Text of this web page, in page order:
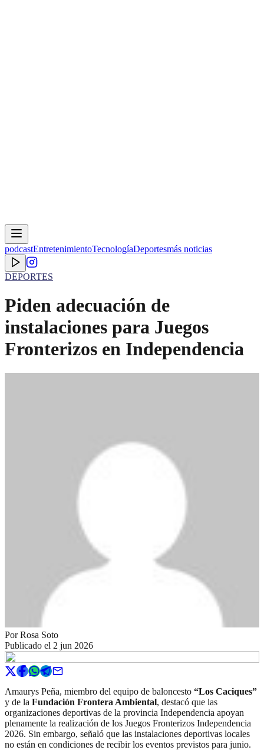
podcastEntretenimientoTecnologíaDeportesmás noticias
DEPORTES
Piden adecuación de
instalaciones para Juegos
Fronterizos en Independencia
PorRosa Soto
Publicado el 2 jun 2026
Amaurys Peña, miembro del equipo de baloncesto “Los Caciques”
y de la Fundación Frontera Ambiental, destacó que las
organizaciones deportivas de la provincia Independencia apoyan
plenamente la realización de los Juegos Fronterizos Independencia
2026. Sin embargo, señaló que las instalaciones deportivas locales
no están en condiciones de recibir los eventos previstos para junio.